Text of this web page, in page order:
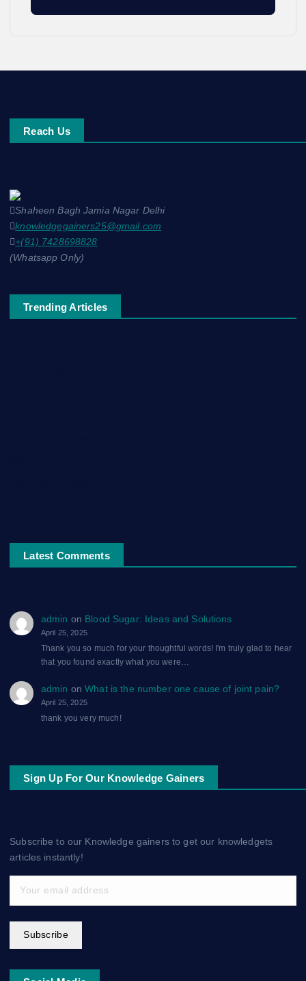
Reach Us
Shaheen Bagh Jamia Nagar Delhi
knowledgegainers25@gmail.com
+(91) 7428698828
(Whatsapp Only)
Trending Articles
Latest Comments
admin on Blood Sugar: Ideas and Solutions
April 25, 2025
Thank you so much for your thoughtful words! I'm truly glad to hear
that you found exactly what you were…
admin onWhat is the number one cause of joint pain?
April 25, 2025
thank you very much!
Sign Up For Our Knowledge Gainers
Subscribe to our Knowledge gainers to get our knowledgets
articles instantly!
Subscribe